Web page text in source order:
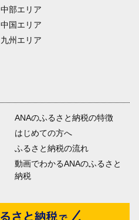
中部エリア
中国エリア
九州エリア
ANAのふるさと納税の特徴
はじめての方へ
ふるさと納税の流れ
動画でわかるANAのふるさと
納税